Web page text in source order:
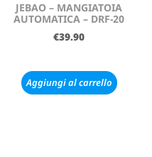
JEBAO – MANGIATOIA
AUTOMATICA – DRF-20
€39.90
Aggiungi al carrello